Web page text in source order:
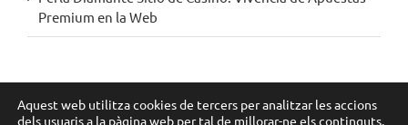
Premium en la Web
Segueix-nos a les xarxes:
Aquest web utilitza cookies de tercers per analitzar les accions
dels usuaris a la pàgina web per tal de millorar-ne els continguts.